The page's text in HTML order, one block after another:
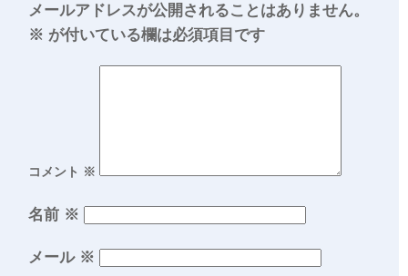
メールアドレスが公開されることはありません。
※ が付いている欄は必須項目です
コメント ※
名前 ※
メール ※